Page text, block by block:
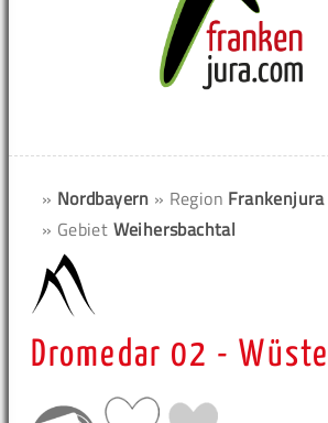
» Nordbayern » Region
» Gebiet Weihersbachtal
Dromedar 02 -